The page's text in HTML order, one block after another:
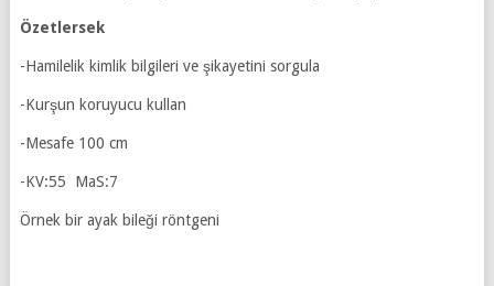
Özetlersek
-Hamilelik kimlik bilgileri ve şikayetini sorgula
-Kurşun koruyucu kullan
-Mesafe 100 cm
-KV:55 MaS:7
Örnek bir ayak bileği röntgeni